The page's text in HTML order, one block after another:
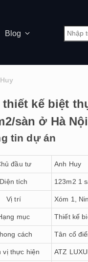
Blog
thiết kế biệt
sàn ở Hà
tin dự án
đầu tư Anh Huy
Diện tích 123m2 1
Vị trí Xóm 1,
mục Thiết kế
cách Tân cổ
vị thực hiện ATZ